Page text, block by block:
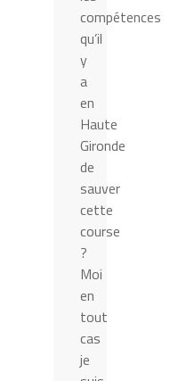
compétences
qu’il
y
a
en
Haute
Gironde
de
sauver
cette
course
?
Moi
en
tout
cas
je